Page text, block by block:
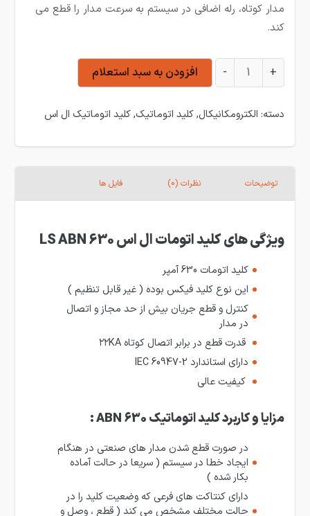
مدار کوتاه، رله اضافی در سیستم به سرعت مدار را قطع می
کند.
کلید اتوماتیک LS مدل ABN 630 عدد
+
- افزودن به سبد استعلام
دسته: الکترومکانیکال,کلید اتوماتیک,کلید اتوماتیک ال اس
توضیحات نظرات (0) فایل ها
ویژگی های کلید اتومات ال اس LS ABN 630
کلید اتومات 630 آمپر
این نوع کلید فیکس بوده ( غیر قابل تنظیم )
کنترل و قطع جریان بیش از حد مجاز و اتصال
در مدار
قدرت قطع در برابر اتصال کوتاه ۲۲KA
دارای استاندارد IEC 60947-2
کیفیت عالی
مزایا و کاربرد کلید اتوماتیک ABN 630 :
در صورت قطع شدن مدار های صنعتی در هنگام
ایجاد خطا در سیستم ( سریعا در حالت آماده
بکار شده )
دارای کنتاکت های فرعی که وضعیت کلید را در
حالت مختلف مشخص می کند ( قطع ، وصل و